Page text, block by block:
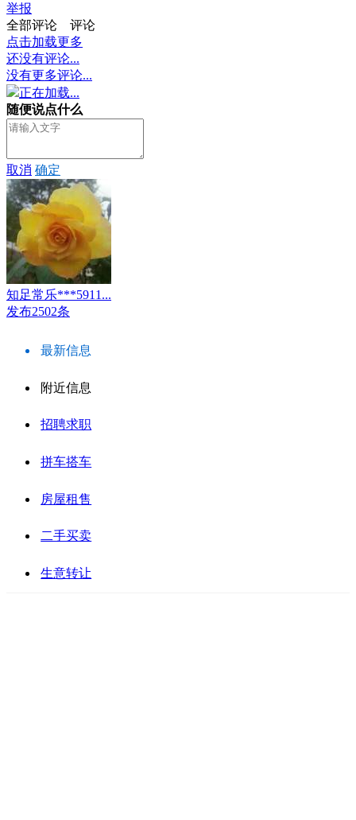
举报
全部评论
评论
点击加载更多
还没有评论...
没有更多评论...
正在加载...
随便说点什么
取消 确定
知足常乐***5911...
发布2502条
最新信息
附近信息
招聘求职
拼车搭车
房屋租售
二手买卖
生意转让